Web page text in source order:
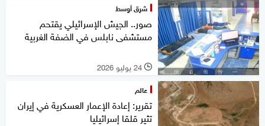
شرق أوسط
صور.. الجيش الإسرائيلي يقتحم
مستشفى نابلس في الضفة الغربية
l 24 يوليو 2026
عالم
تقرير: إعادة الإعمار العسكرية في إيران
تثير قلقا إسرائيليا